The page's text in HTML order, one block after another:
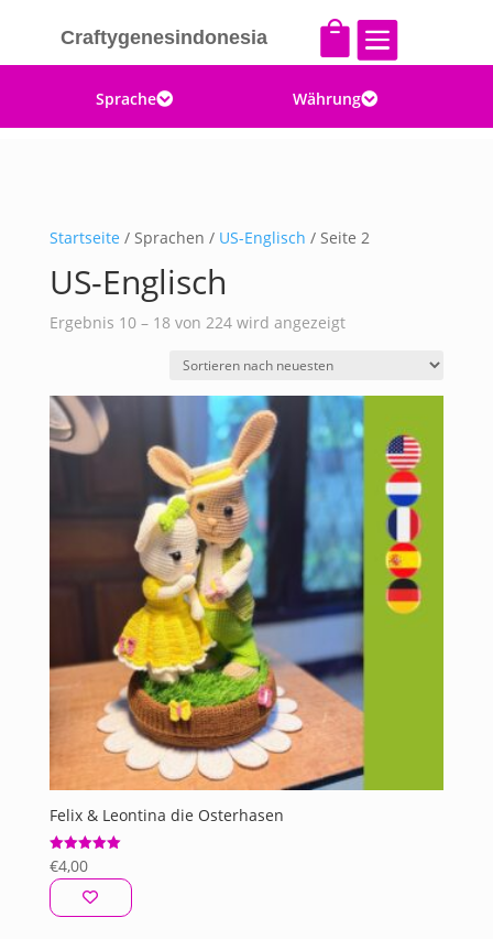
Craftygenesindonesia  
Sprache Währung
Startseite / Sprachen / US-Englisch / Seite 2
US-Englisch
Ergebnis 10 – 18 von 224 wird angezeigtNach
Felix & Leontina die Osterhasen
Bewertet mit
5.00
von 5
€4,00